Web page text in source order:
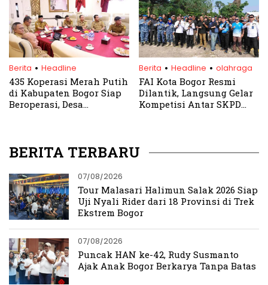
Berita . Headline
435 Koperasi Merah Putih
di Kabupaten Bogor Siap
Beroperasi, Desa
Berita . Headline . olahraga
FAI Kota Bogor Resmi
Dilantik, Langsung Gelar
Kompetisi Antar SKPD
BERITA TERBARU
07/08/2026
Tour Malasari Halimun Salak 2026 Siap
Uji Nyali Rider dari 18 Provinsi di Trek
Ekstrem Bogor
07/08/2026
Puncak HAN ke-42, Rudy Susmanto
Ajak Anak Bogor Berkarya Tanpa Batas